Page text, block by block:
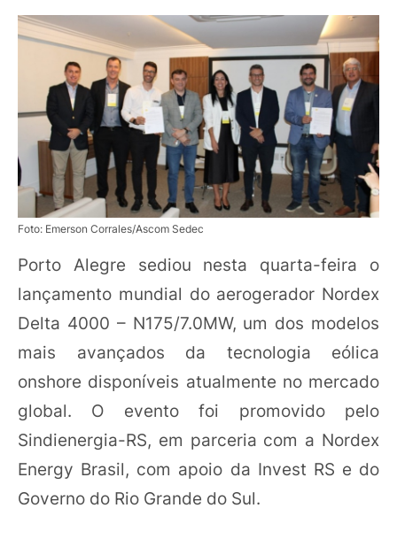
Foto: Emerson Corrales/Ascom Sedec
Porto Alegre sediou nesta quarta-feira o
lançamento mundial do aerogerador Nordex
Delta 4000 – N175/7.0MW, um dos modelos
mais avançados da tecnologia eólica
onshore disponíveis atualmente no mercado
global. O evento foi promovido pelo
Sindienergia-RS, em parceria com a Nordex
Energy Brasil, com apoio da Invest RS e do
Governo do Rio Grande do Sul.